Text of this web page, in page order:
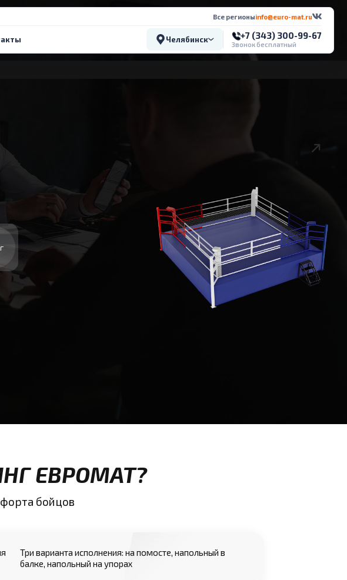
Все регионыinfo@euro-mat.ru
Челябинск +7 (343) 300-99-67
Звонок бесплатный
ЕВРОМАТ?
бойцов
Три варианта исполнения: на помосте, напольный в
балке, напольный на упорах